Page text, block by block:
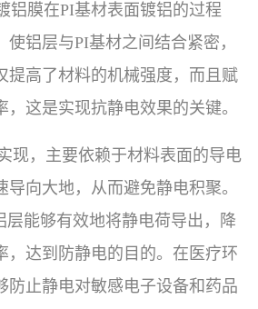
铝膜在PI基材表面镀铝的过程
铝层与PI基材之间结合紧密，
提高了材料的机械强度，而且赋
这是实现抗静电效果的关键。
现，主要依赖于材料表面的导电
向大地，从而避免静电积聚。
层能够有效地将静电荷导出，降
，达到防静电的目的。在医疗环
防止静电对敏感电子设备和药品